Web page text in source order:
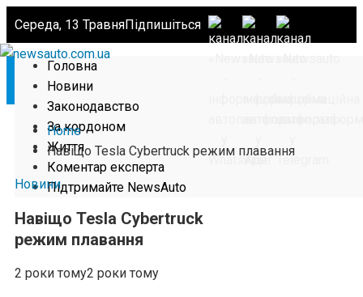
Середа, 13 ТравняПідпишіться
Головна
Новини
Законодавство
За кордоном
Життя
Коментар експерта
Підтримайте NewsAuto
Home
Навіщо Tesla Cybertruck режим плавання
Новини
Навіщо Tesla Cybertruck
режим плавання
2 роки тому2 роки тому